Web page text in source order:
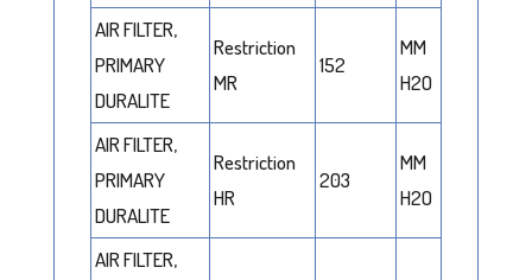
AIR FILTER,
PRIMARY
DURALITE
Restriction
MR
152
MM
H2O
AIR FILTER,
PRIMARY
DURALITE
Restriction
HR
203
MM
H2O
AIR FILTER,